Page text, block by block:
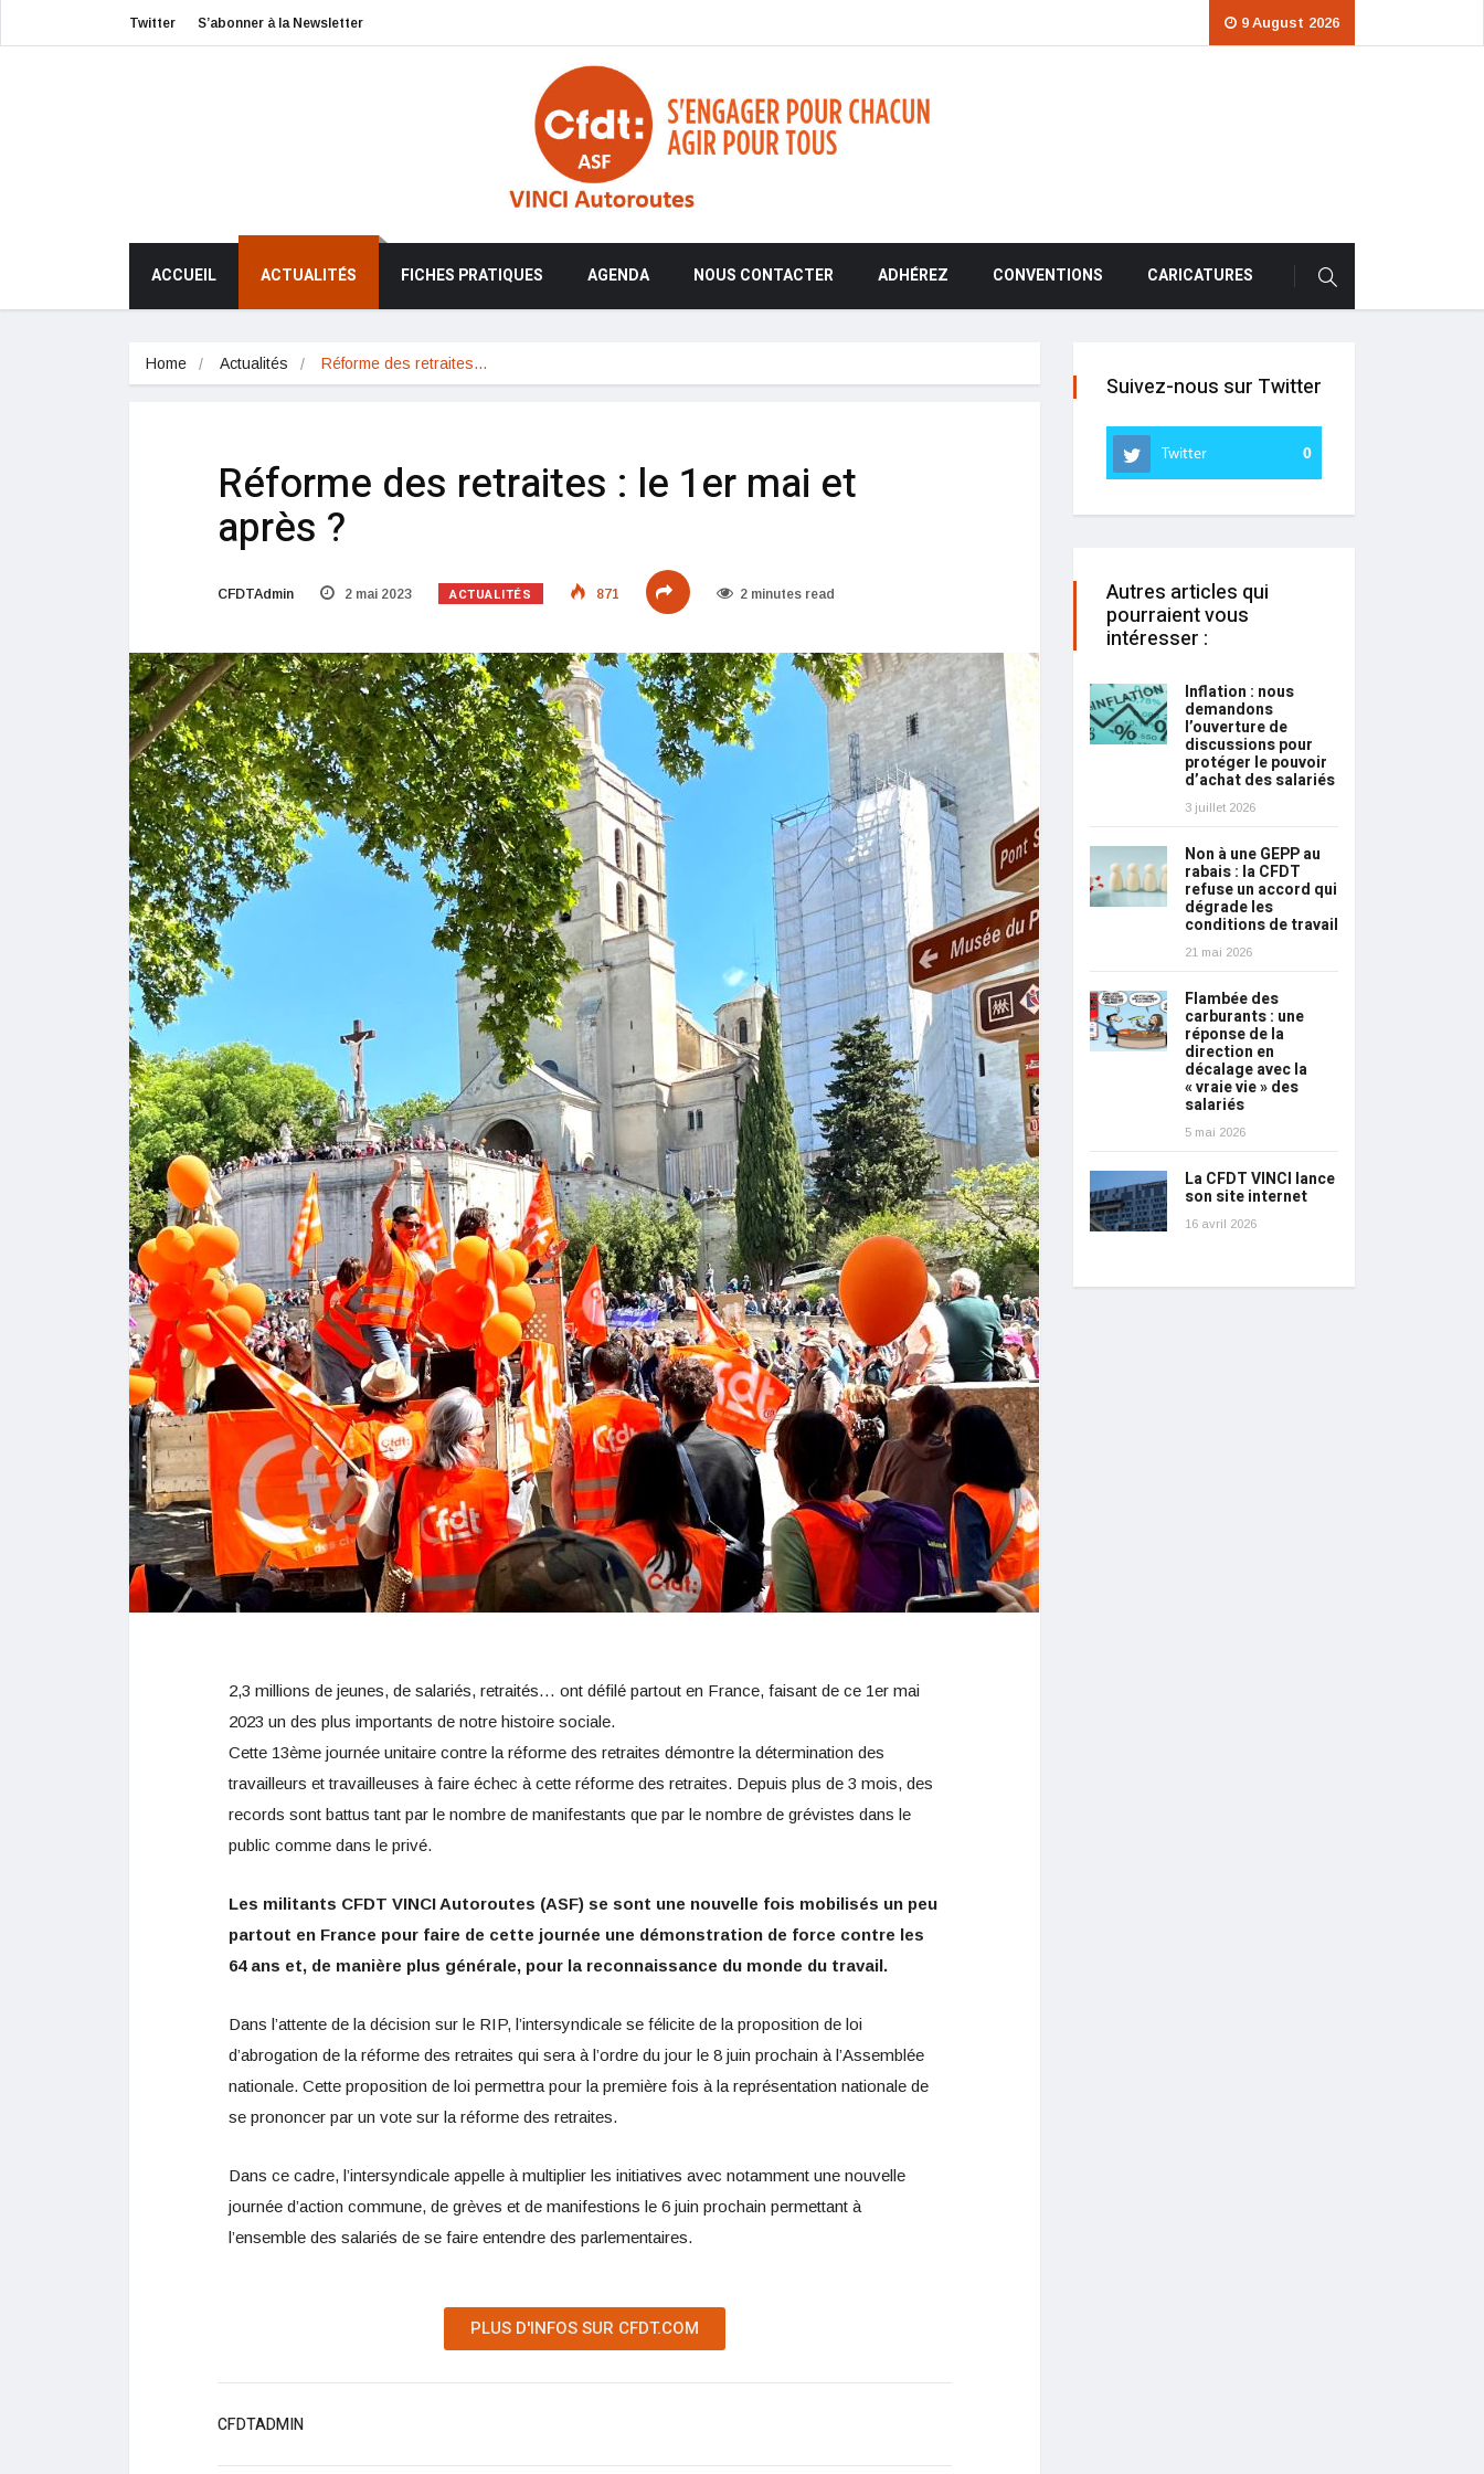
Twitter S’abonner à la Newsletter 9 August 2026
ACCUEIL ACTUALITÉS FICHES PRATIQUES AGENDA NOUS CONTACTER ADHÉREZ CONVENTIONS CARICATURES
Home Actualités Réforme des retraites…
Réforme des retraites : le 1er mai et
après ?
CFDTAdmin 2 mai 2023 ACTUALITÉS 871 2 minutes read
2,3 millions de jeunes, de salariés, retraités… ont défilé partout en France, faisant de ce 1er mai
2023 un des plus importants de notre histoire sociale.
Cette 13ème journée unitaire contre la réforme des retraites démontre la détermination des
travailleurs et travailleuses à faire échec à cette réforme des retraites. Depuis plus de 3 mois, des
records sont battus tant par le nombre de manifestants que par le nombre de grévistes dans le
public comme dans le privé.
Les militants CFDT VINCI Autoroutes (ASF) se sont une nouvelle fois mobilisés un peu
partout en France pour faire de cette journée une démonstration de force contre les
64 ans et, de manière plus générale, pour la reconnaissance du monde du travail.
Dans l’attente de la décision sur le RIP, l’intersyndicale se félicite de la proposition de loi
d’abrogation de la réforme des retraites qui sera à l’ordre du jour le 8 juin prochain à l’Assemblée
nationale. Cette proposition de loi permettra pour la première fois à la représentation nationale de
se prononcer par un vote sur la réforme des retraites.
Dans ce cadre, l’intersyndicale appelle à multiplier les initiatives avec notamment une nouvelle
journée d’action commune, de grèves et de manifestions le 6 juin prochain permettant à
l’ensemble des salariés de se faire entendre des parlementaires.
PLUS D'INFOS SUR CFDT.COM
CFDTADMIN
Suivez-nous sur Twitter
Twitter 0
Autres articles qui
pourraient vous
intéresser :
Inflation : nous
demandons
l’ouverture de
discussions pour
protéger le pouvoir
d’achat des salariés
3 juillet 2026
Non à une GEPP au
rabais : la CFDT
refuse un accord qui
dégrade les
conditions de travail
21 mai 2026
Flambée des
carburants : une
réponse de la
direction en
décalage avec la
« vraie vie » des
salariés
5 mai 2026
La CFDT VINCI lance
son site internet
16 avril 2026